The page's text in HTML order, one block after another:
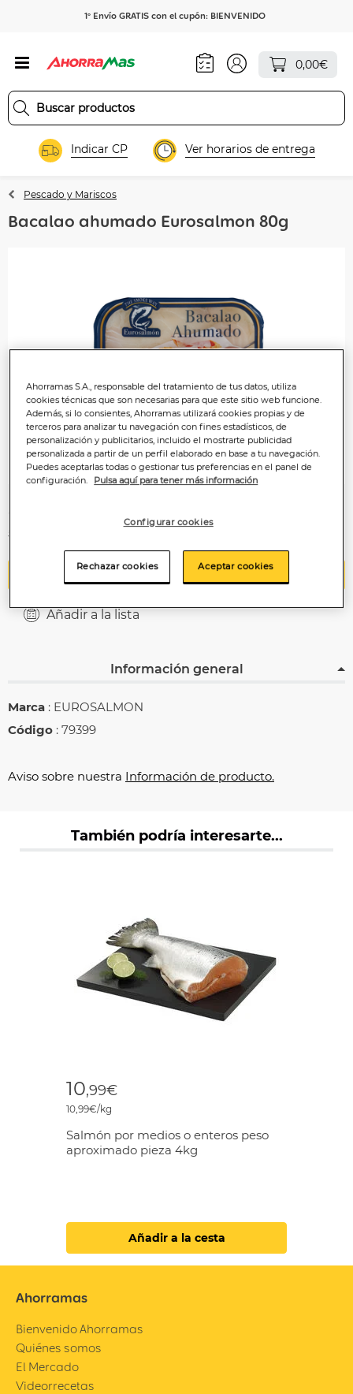
1º Envío GRATIS con el cupón: BIENVENIDO
0,00€
Indicar CP Ver horarios de entrega
Pescado y Mariscos
Bacalao ahumado Eurosalmon 80g
55,63€/kilo
Añadir a la cesta
Añadir a la lista
Información general
Marca : EUROSALMON
Código : 79399
Aviso sobre nuestra Información de producto.
También podría interesarte...
10,99€
10,99€/kg
Salmón por medios o enteros peso
aproximado pieza 4kg
Añadir a la cesta
Ahorramas
Bienvenido Ahorramas
Quiénes somos
El Mercado
Videorrecetas
Ahorramas S.A., responsable del tratamiento de tus datos, utiliza
cookies técnicas que son necesarias para que este sitio web funcione.
Además, si lo consientes, Ahorramas utilizará cookies propias y de
terceros para analizar tu navegación con fines estadísticos, de
personalización y publicitarios, incluido el mostrarte publicidad
personalizada a partir de un perfil elaborado en base a tu navegación.
Puedes aceptarlas todas o gestionar tus preferencias en el panel de
configuración.
Pulsa aquí para tener más información
Configurar cookies
Rechazar cookies Aceptar cookies